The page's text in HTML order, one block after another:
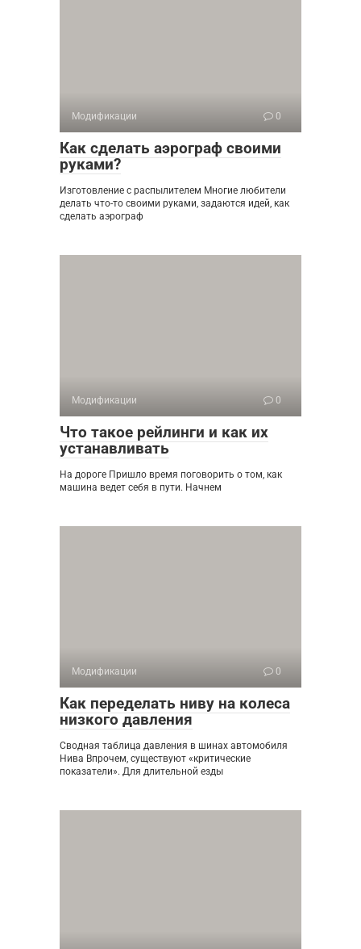
Модификации 0
Как сделать аэрограф своими
руками?
Изготовление с распылителем Многие любители
делать что-то своими руками, задаются идей, как
сделать аэрограф
Модификации 0
Что такое рейлинги и как их
устанавливать
На дороге Пришло время поговорить о том, как
машина ведет себя в пути. Начнем
Модификации 0
Как переделать ниву на колеса
низкого давления
Сводная таблица давления в шинах автомобиля
Нива Впрочем, существуют «критические
показатели». Для длительной езды